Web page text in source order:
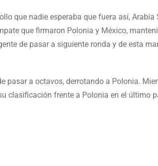
que nadie esperaba que fuera así, Arabia
que firmaron Polonia y México,
de pasar a siguiente ronda y de esta
pasar a octavos, derrotando a Polonia.
clasificación frente a Polonia en el último